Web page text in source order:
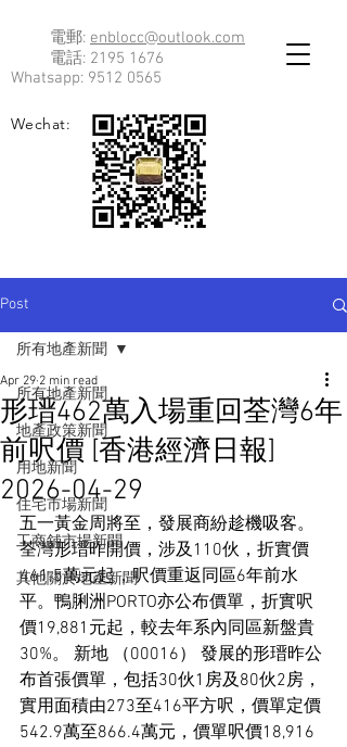
電郵: enblocc@outlook.com
電話: 2195 1676
Whatsapp: 9512 0565
Wechat:
Post
所有地產新聞
地產政策新聞
用地新聞
住宅市場新聞
工商舖市場新聞
其他關於地產新聞
所有地產新聞
形瑨462萬入場重回荃灣6年
前呎價 [香港經濟日報]
2026-04-29
Apr 29 2 min read
五一黃金周將至，發展商紛趁機吸客。
荃灣形瑨昨開價，涉及110伙，折實價
461.5萬元起，呎價重返同區6年前水
平。鴨脷洲PORTO亦公布價單，折實呎
價19,881元起，較去年系內同區新盤貴
30%。 新地 （00016） 發展的形瑨昨公
布首張價單，包括30伙1房及80伙2房，
實用面積由273至416平方呎，價單定價
542.9萬至866.4萬元，價單呎價18,916